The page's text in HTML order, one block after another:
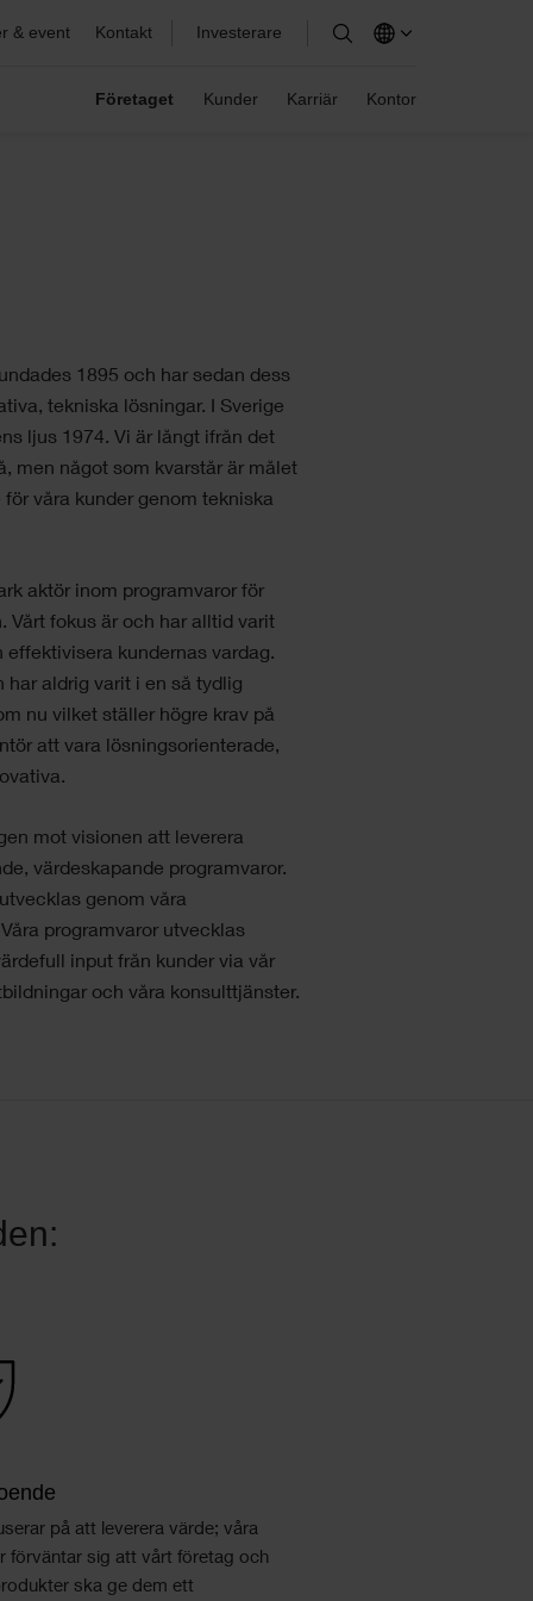
1895 och har sedan dess
tekniska lösningar. I Sverige
ljus 1974. Vi är långt ifrån det
men något som kvarstår är målet
våra kunder genom tekniska
aktör inom programvaror för
Vårt fokus är och har alltid varit
effektivisera kundernas vardag.
har aldrig varit i en så tydlig
nu vilket ställer högre krav på
att vara lösningsorienterade,
mot visionen att leverera
värdeskapande programvaror.
genom våra
programvaror utvecklas
input från kunder via vår
och våra konsulttjänster.
på att leverera värde; våra
förväntar sig att vårt företag och
ska ge dem ett
kalkyler
& event Kontakt Investerare
Företaget Kunder Karriär Kontor